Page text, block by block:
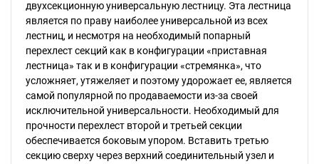
двухсекционную универсальную лестницу. Эта лестница
является по праву наиболее универсальной из всех
лестниц, и несмотря на необходимый попарный
перехлест секций как в конфигурации «приставная
лестница» так и в конфигурации «стремянка», что
усложняет, утяжеляет и поэтому удорожает ее, является
самой популярной по продаваемости из-за своей
исключительной универсальности. Необходимый для
прочности перехлест второй и третьей секции
обеспечивается боковым упором. Вставить третью
секцию сверху через верхний соединительный узел и